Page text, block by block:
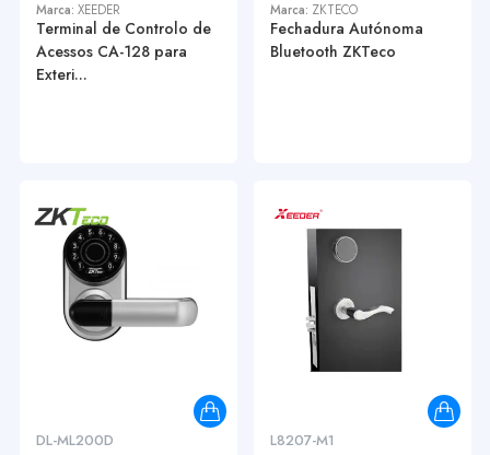
Marca: XEEDER
Terminal de Controlo de
Acessos CA-128 para
Exteri...
Marca: ZKTECO
Fechadura Autónoma
Bluetooth ZKTeco
DL-ML200D L8207-M1